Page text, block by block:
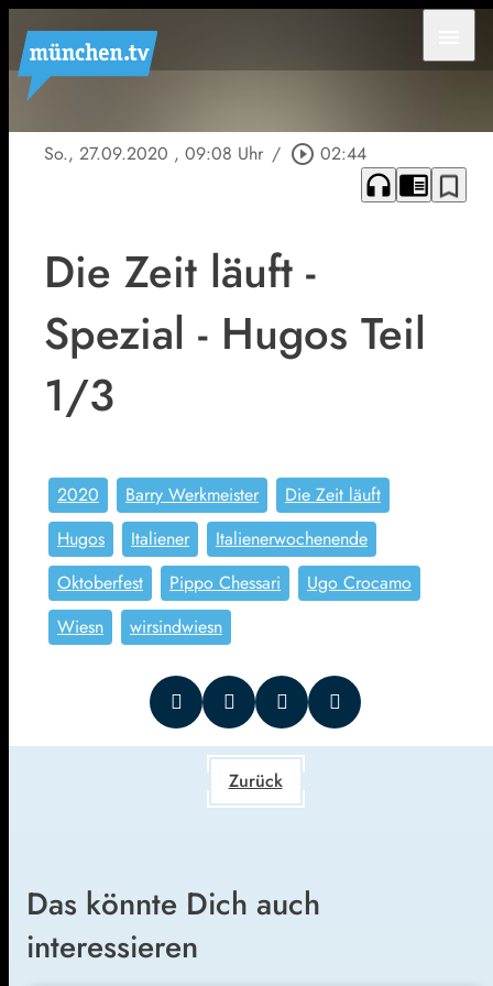
So., 27.09.2020 , 09:08 Uhr / play_circle_outline 02:44
headphones chrome_reader_mode bookmark_border
Die Zeit läuft -
Spezial - Hugos Teil
1/3
2020 Barry Werkmeister
Die Zeit läuft
Hugos
Italiener
Italienerwochenende
Oktoberfest
Pippo Chessari
Ugo Crocamo
Wiesn
wirsindwiesn
Zurück
Das könnte Dich auch
interessieren